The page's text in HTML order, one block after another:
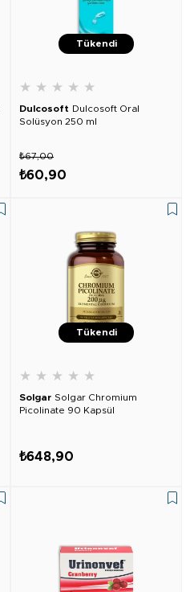
Tükendi
★ ★ ★ ★ ★
Dulcosoft Dulcosoft Oral
Solüsyon 250 ml
₺60,90
₺67,00
Tükendi
★ ★ ★ ★ ★
Solgar Solgar Chromium
Picolinate 90 Kapsül
₺648,90